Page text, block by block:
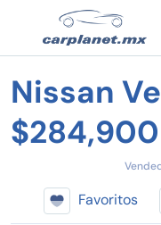
Nissan
$284,900
Favoritos